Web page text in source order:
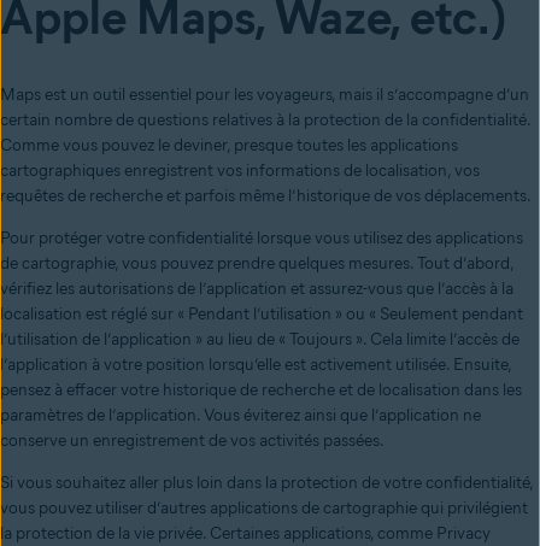
Apple Maps, Waze, etc.)
Maps est un outil essentiel pour les voyageurs, mais il s’accompagne d’un
certain nombre de questions relatives à la protection de la confidentialité.
Comme vous pouvez le deviner, presque toutes les applications
cartographiques enregistrent vos informations de localisation, vos
requêtes de recherche et parfois même l’historique de vos déplacements.
Pour protéger votre confidentialité lorsque vous utilisez des applications
de cartographie, vous pouvez prendre quelques mesures. Tout d’abord,
vérifiez les autorisations de l’application et assurez-vous que l’accès à la
localisation est réglé sur « Pendant l’utilisation » ou « Seulement pendant
l’utilisation de l’application » au lieu de « Toujours ». Cela limite l’accès de
l’application à votre position lorsqu’elle est activement utilisée. Ensuite,
pensez à effacer votre historique de recherche et de localisation dans les
paramètres de l’application. Vous éviterez ainsi que l’application ne
conserve un enregistrement de vos activités passées.
Si vous souhaitez aller plus loin dans la protection de votre confidentialité,
vous pouvez utiliser d’autres applications de cartographie qui privilégient
la protection de la vie privée. Certaines applications, comme Privacy